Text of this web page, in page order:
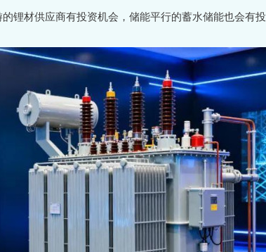
锂材供应商有投资机会，储能平行的蓄水储能也会有投